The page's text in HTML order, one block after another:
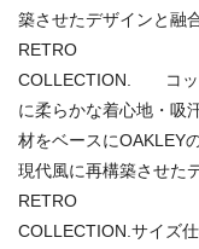
築させたデザインと融
RETRO
COLLECTION. コッ
に柔らかな着心地・吸
材をベースにOAKLEY
現代風に再構築させた
RETRO
COLLECTION.サイズ